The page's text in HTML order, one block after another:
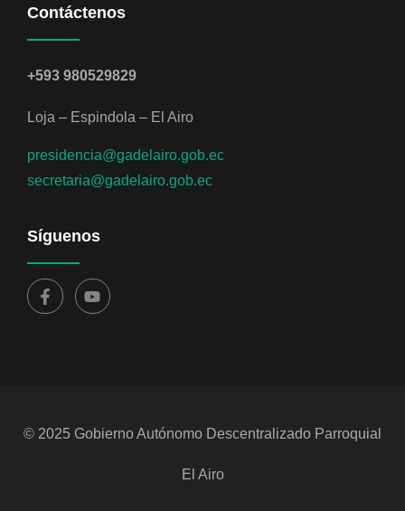
Contáctenos
+593 980529829
Loja – Espindola – El Airo
presidencia@gadelairo.gob.ec
secretaria@gadelairo.gob.ec
Síguenos
© 2025 Gobierno Autónomo Descentralizado Parroquial
El Airo